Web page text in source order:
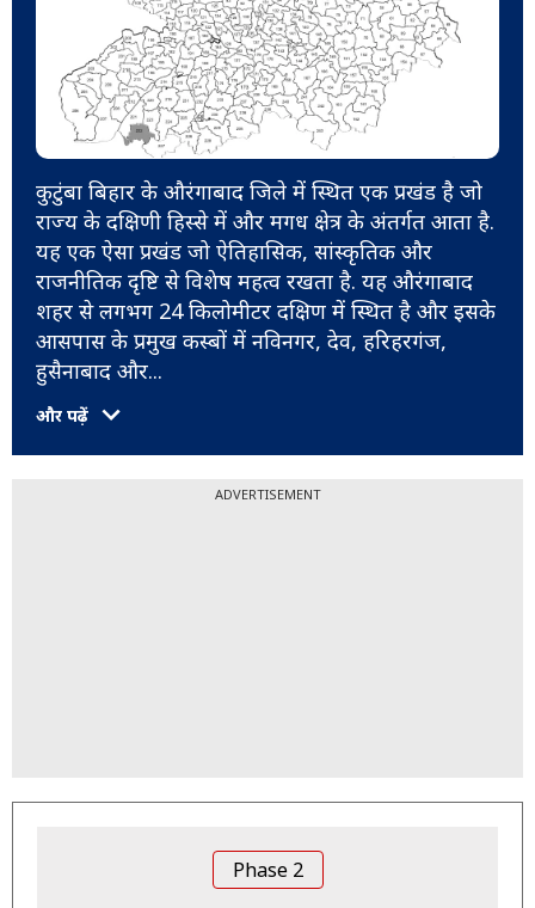
कुटुंबा बिहार के औरंगाबाद जिले में स्थित एक प्रखंड है जो
राज्य के दक्षिणी हिस्से में और मगध क्षेत्र के अंतर्गत आता है.
यह एक ऐसा प्रखंड जो ऐतिहासिक, सांस्कृतिक और
राजनीतिक दृष्टि से विशेष महत्व रखता है. यह औरंगाबाद
शहर से लगभग 24 किलोमीटर दक्षिण में स्थित है और इसके
आसपास के प्रमुख कस्बों में नविनगर, देव, हरिहरगंज,
हुसैनाबाद और...
और पढ़ें
ADVERTISEMENT
Phase 2